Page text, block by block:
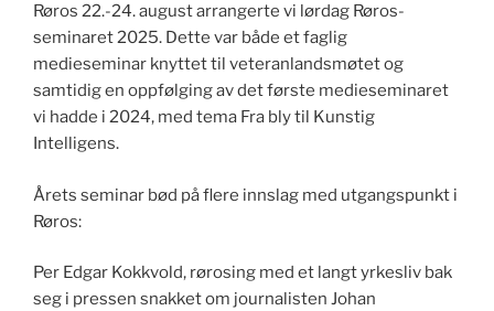
Røros 22.-24. august arrangerte vi lørdag Røros-
seminaret 2025. Dette var både et faglig
medieseminar knyttet til veteranlandsmøtet og
samtidig en oppfølging av det første medieseminaret
vi hadde i 2024, med tema Fra bly til Kunstig
Intelligens.
Årets seminar bød på flere innslag med utgangspunkt i
Røros:
Per Edgar Kokkvold, rørosing med et langt yrkesliv bak
seg i pressen snakket om journalisten Johan